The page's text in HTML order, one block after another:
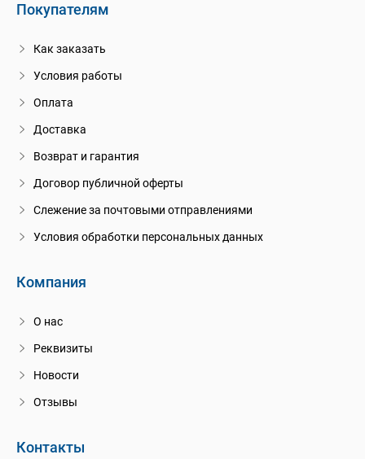
Покупателям
Как заказать
Условия работы
Оплата
Доставка
Возврат и гарантия
Договор публичной оферты
Слежение за почтовыми отправлениями
Условия обработки персональных данных
Компания
О нас
Реквизиты
Новости
Отзывы
Контакты